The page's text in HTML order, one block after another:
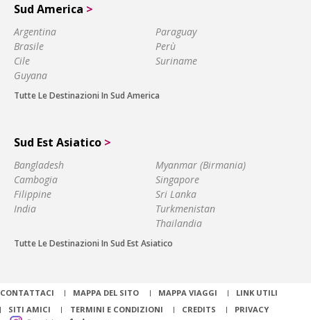
Sud America >
Argentina
Brasile
Cile
Guyana
Paraguay
Perù
Suriname
Tutte Le Destinazioni In Sud America
Sud Est Asiatico >
Bangladesh
Cambogia
Filippine
India
Myanmar (Birmania)
Singapore
Sri Lanka
Turkmenistan
Thailandia
Tutte Le Destinazioni In Sud Est Asiatico
CONTATTACI MAPPA DEL SITO MAPPA VIAGGI
LINK UTILI
SITI AMICI
TERMINI E CONDIZIONI CREDITS PRIVACY